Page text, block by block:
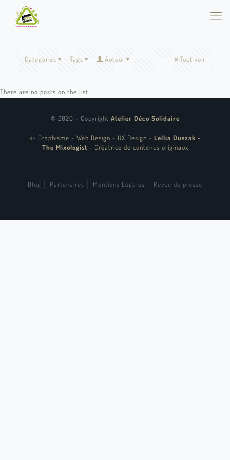
Categories Tags Auteur Tout voir
There are no posts on the list.
© 2020 - Copyright Atelier Déco Solidaire
<- Graphisme - Web Design - UX Design - Lellia Duszak -
The Mixologist - Créatrice de contenus originaux
Blog Partenaires Mentions Légales Revue de presse